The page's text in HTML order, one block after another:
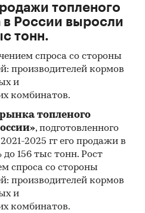
структур, в том
Минэнерго,
налоговой
службы по
таможенной
и пр.
АИПР
деловые и
издания,
участников
топленого
России выросли
тонн.
спроса со стороны
производителей кормов
и
комбинатов.
топленого
, подготовленного
2025 гг его продажи в
156 тыс тонн. Рост
спроса со стороны
производителей кормов
и
комбинатов.